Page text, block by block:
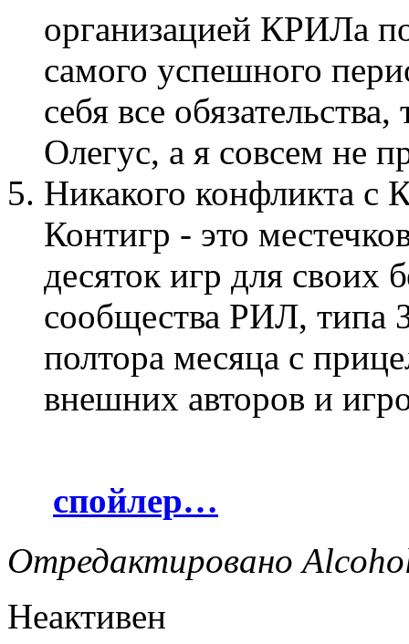
организацией КРИЛа
самого успешного
себя все
Олегус, а я совсем не
Никакого конфликта с
Контигр - это
десяток игр для своих
сообщества РИЛ, типа
полтора месяца с
внешних авторов и
спойлер…
Отредактировано
Неактивен